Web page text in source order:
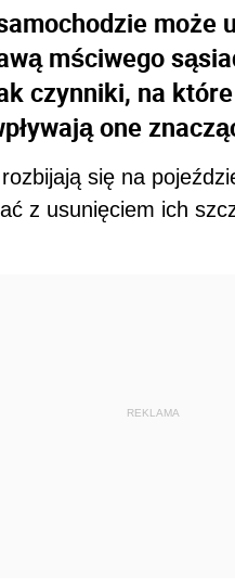
może
mściwego
czynniki, na
one
się na
z usunięciem ich
REKLAMA